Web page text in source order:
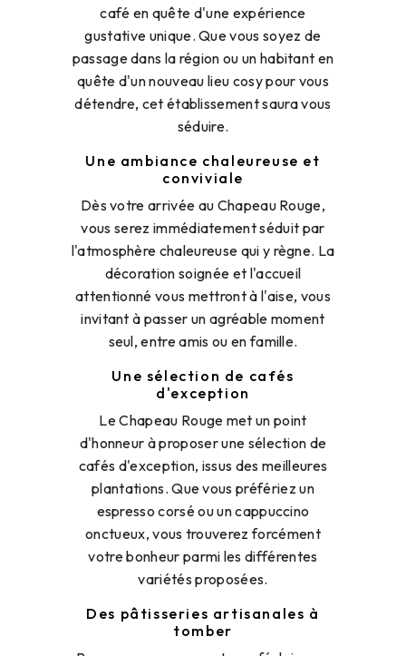
café en quête d'une expérience
gustative unique. Que vous soyez de
passage dans la région ou un habitant en
quête d'un nouveau lieu cosy pour vous
détendre, cet établissement saura vous
séduire.
Une ambiance chaleureuse et
conviviale
Dès votre arrivée au Chapeau Rouge,
vous serez immédiatement séduit par
l'atmosphère chaleureuse qui y règne. La
décoration soignée et l'accueil
attentionné vous mettront à l'aise, vous
invitant à passer un agréable moment
seul, entre amis ou en famille.
Une sélection de cafés
d'exception
Le Chapeau Rouge met un point
d'honneur à proposer une sélection de
cafés d'exception, issus des meilleures
plantations. Que vous préfériez un
espresso corsé ou un cappuccino
onctueux, vous trouverez forcément
votre bonheur parmi les différentes
variétés proposées.
Des pâtisseries artisanales à
tomber